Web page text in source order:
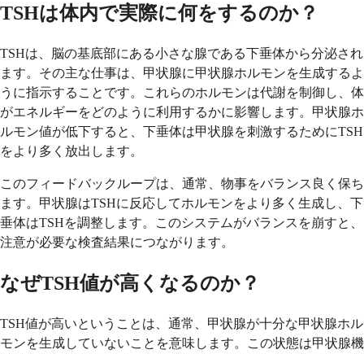
TSHは体内で実際に何をするのか？
TSHは、脳の基底部にある小さな腺である下垂体から分泌され
ます。その主な仕事は、甲状腺に甲状腺ホルモンを生成するよ
うに指示することです。これらのホルモンは代謝を制御し、体
がエネルギーをどのように利用するかに影響します。甲状腺ホ
ルモン値が低下すると、下垂体は甲状腺を刺激するためにTSH
をより多く放出します。
このフィードバックループは、通常、物事をバランス良く保ち
ます。甲状腺はTSHに反応してホルモンをより多く生成し、下
垂体はTSHを調整します。このシステムがバランスを崩すと、
注意が必要な検査結果につながります。
なぜTSH値が高くなるのか？
TSH値が高いということは、通常、甲状腺が十分な甲状腺ホル
モンを生成していないことを意味します。この状態は甲状腺機